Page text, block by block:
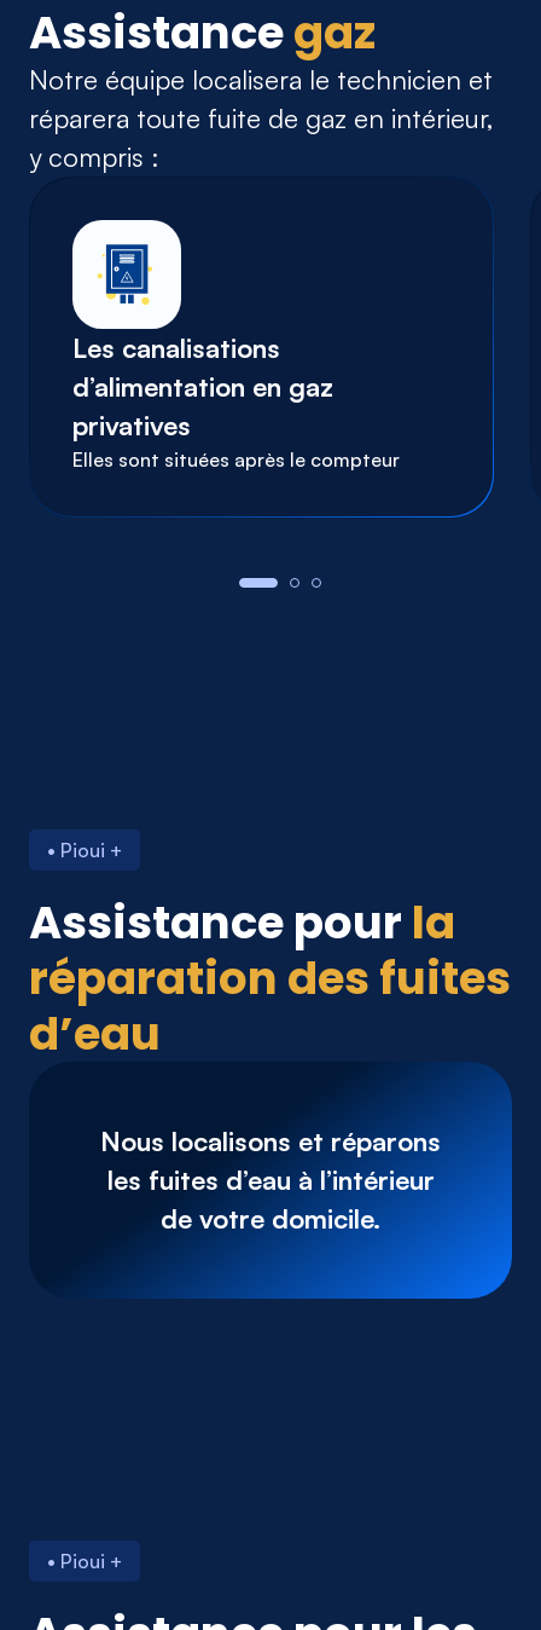
Assistancegaz
Notre équipe localisera le technicien et
réparera toute fuite de gaz en intérieur,
y compris :
Les canalisations
d’alimentation en gaz
privatives
Elles sont situées après le compteur
• Pioui +
Assistance pour la
réparation des fuites
d’eau
Nous localisons et réparons
les fuites d’eau à l’intérieur
de votre domicile.
• Pioui +